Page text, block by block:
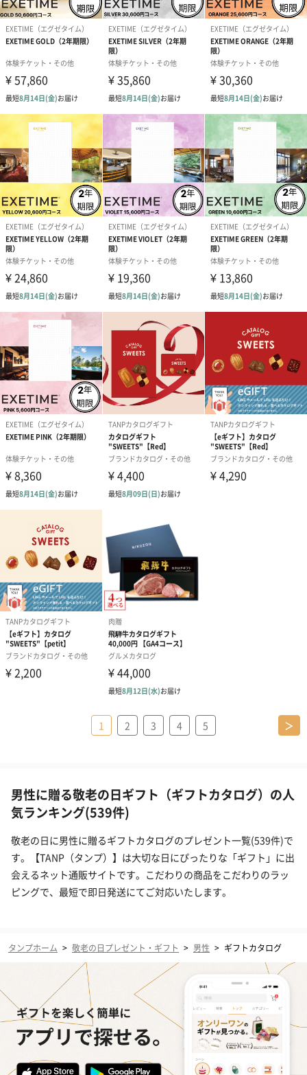
1 2 3 4 5 ＞
男性に贈る敬老の日ギフト（ギフトカタログ）の人
気ランキング(539件)
敬老の日に男性に贈るギフトカタログのプレゼント一覧(539件)で
す。【TANP（タンプ）】は大切な日にぴったりな「ギフト」に出
会えるネット通販サイトです。こだわりの商品をこだわりのラッ
ピングで、最短で即日発送にてご対応いたします。
タンプホーム > 敬老の日プレゼント・ギフト > 男性 > ギフトカタログ